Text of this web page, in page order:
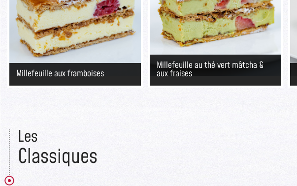
Millefeuille aux framboises
Millefeuille au thé vert mâtcha &
aux fraises
Les
Classiques​